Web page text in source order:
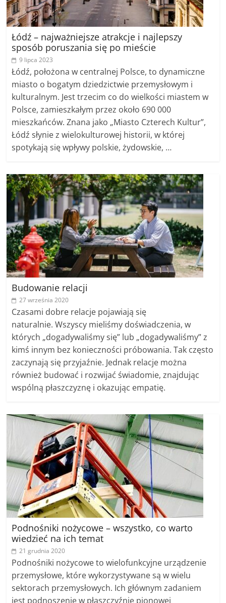
Łódź – najważniejsze atrakcje i najlepszy
sposób poruszania się po mieście
9 lipca 2023
Łódź, położona w centralnej Polsce, to dynamiczne
miasto o bogatym dziedzictwie przemysłowym i
kulturalnym. Jest trzecim co do wielkości miastem w
Polsce, zamieszkałym przez około 690 000
mieszkańców. Znana jako „Miasto Czterech Kultur”,
Łódź słynie z wielokulturowej historii, w której
spotykają się wpływy polskie, żydowskie, …
Budowanie relacji
27 września 2020
Czasami dobre relacje pojawiają się
naturalnie. Wszyscy mieliśmy doświadczenia, w
których „dogadywaliśmy się” lub „dogadywaliśmy” z
kimś innym bez konieczności próbowania. Tak często
zaczynają się przyjaźnie. Jednak relacje można
również budować i rozwijać świadomie, znajdując
wspólną płaszczyznę i okazując empatię.
Podnośniki nożycowe – wszystko, co warto
wiedzieć na ich temat
21 grudnia 2020
Podnośniki nożycowe to wielofunkcyjne urządzenie
przemysłowe, które wykorzystywane są w wielu
sektorach przemysłowych. Ich głównym zadaniem
jest podnoszenie w płaszczyźnie pionowej